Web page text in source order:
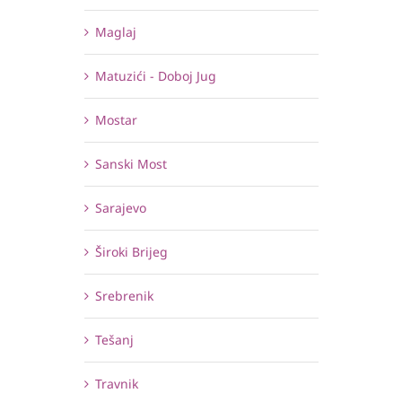
Maglaj
Matuzići - Doboj Jug
Mostar
Sanski Most
Sarajevo
Široki Brijeg
Srebrenik
Tešanj
Travnik